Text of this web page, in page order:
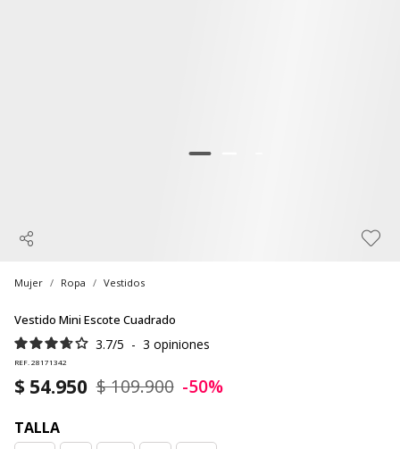
Mujer Ropa Vestidos
Vestido Mini Escote Cuadrado
3.7/5 - 3 opiniones
REF. 28171342
$ 54.950 $ 109.900 -50%
TALLA